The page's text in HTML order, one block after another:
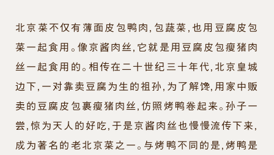
北京菜不仅有薄面皮包鸭肉，包蔬菜，也用豆腐皮包
菜一起食用。像京酱肉丝，它就是用豆腐皮包瘦猪肉
丝一起食用的。相传在二十世纪三十年代，北京皇城
边下，一对靠卖豆腐为生的祖孙，为了解馋，用家中贩
卖的豆腐皮包裹瘦猪肉丝，仿照烤鸭卷起来。孙子一
尝，惊为天人的好吃，于是京酱肉丝也慢慢流传下来，
成为著名的老北京菜之一。与烤鸭不同的是，烤鸭是